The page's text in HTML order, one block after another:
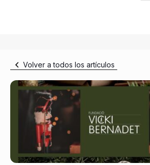
Volver a todos los artículos